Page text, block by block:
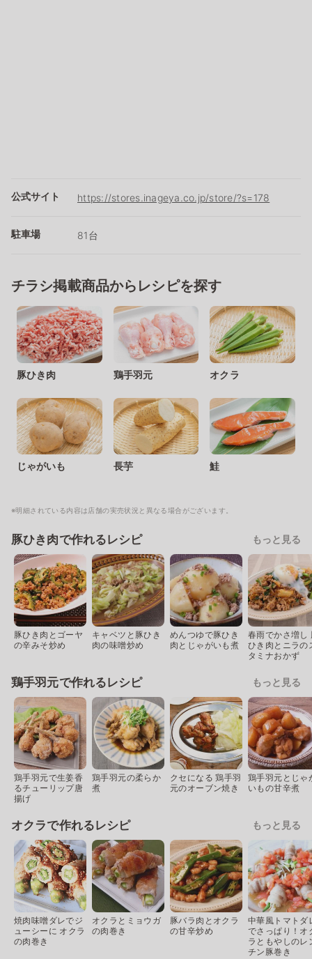
公式サイト https://stores.inageya.co.jp/store/?s=178
駐車場 81台
チラシ掲載商品からレシピを探す
豚ひき肉 鶏手羽元 オクラ
じゃがいも 長芋 鮭
※明細されている内容は店舗の実売状況と異なる場合がございます。
豚ひき肉で作れるレシピ もっと見る
豚ひき肉とゴーヤ
の辛みそ炒め
キャベツと豚ひき
肉の味噌炒め
めんつゆで豚ひき
肉とじゃがいも煮
春雨でかさ増し
ひき肉とニラの
タミナおかず
鶏手羽元で作れるレシピ もっと見る
鶏手羽元で生姜香
るチューリップ唐
揚げ
鶏手羽元の柔らか
煮
クセになる 鶏手羽
元のオーブン焼き
鶏手羽元とじゃ
いもの甘辛煮
オクラで作れるレシピ もっと見る
焼肉味噌ダレでジ
ューシーに オクラ
の肉巻き
オクラとミョウガ
の肉巻き
豚バラ肉とオクラ
の甘辛炒め
中華風トマトダ
でさっぱり！オ
ラともやしのレ
チン豚巻き